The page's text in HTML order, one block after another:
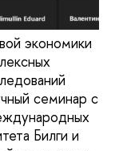
экономики
семинар с
Билги и